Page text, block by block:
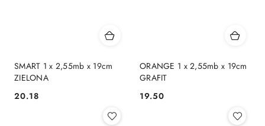
SMART 1 x 2,55mb x 19cm
ZIELONA
Cena:
20.18
ORANGE 1 x 2,55mb x 19cm
GRAFIT
Cena:
19.50